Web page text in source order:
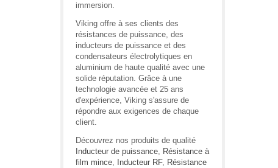
immersion.
Viking offre à ses clients des
résistances de puissance, des
inducteurs de puissance et des
condensateurs électrolytiques en
aluminium de haute qualité avec une
solide réputation. Grâce à une
technologie avancée et 25 ans
d'expérience, Viking s'assure de
répondre aux exigences de chaque
client.
Découvrez nos produits de qualité
Inducteur de puissance, Résistance à
film mince, Inducteur RF, Résistance